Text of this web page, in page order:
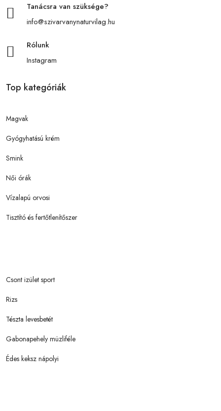
Tanácsra van szüksége?
info@szivarvanynaturvilag.hu
Rólunk
Instagram
Top kategóriák
Magvak
Gyógyhatású krém
Smink
Női órák
Vízalapú orvosi
Tisztító és fertőtlenítőszer
Csont izület sport
Rizs
Tészta levesbetét
Gabonapehely müzliféle
Édes keksz nápolyi